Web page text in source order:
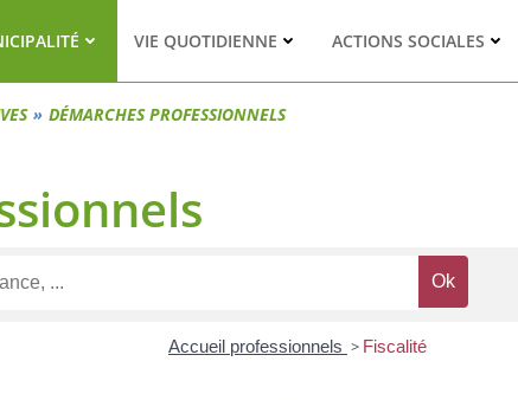
VIE QUOTIDIENNE ACTIONS SOCIALES
DÉMARCHES PROFESSIONNELS
Accueil professionnels > Fiscalité